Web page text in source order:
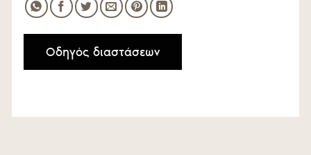
Οδηγός διαστάσεων